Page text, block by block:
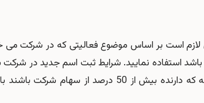
است بر اساس موضوع فعالیتی که در شرکت می
باشد استفاده نمایید. شرایط ثبت اسم جدید در
که حداقل باید دو سوم هیئت رئیسه که دارنده بیش از